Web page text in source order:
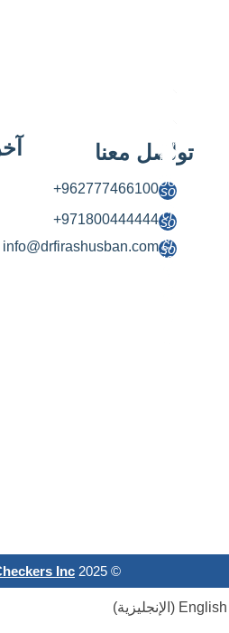
تواصل معنا
962777466100+
971800444444+
info@drfirashusban.com
© 2025 Dr Firas Husban. All rights reserved. Powered by
Inc
English
(الإنجليزية)